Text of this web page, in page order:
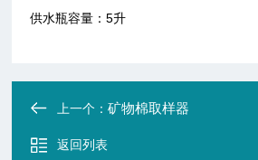
供水瓶容量：5升
上一个：矿物棉取样器
返回列表